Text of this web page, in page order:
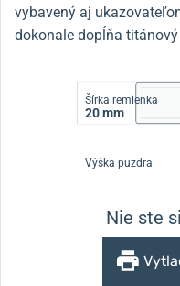
vybavený aj
dokonale dopĺňa
Šírka remienka
20 mm
Výška puzdra
Nie ste